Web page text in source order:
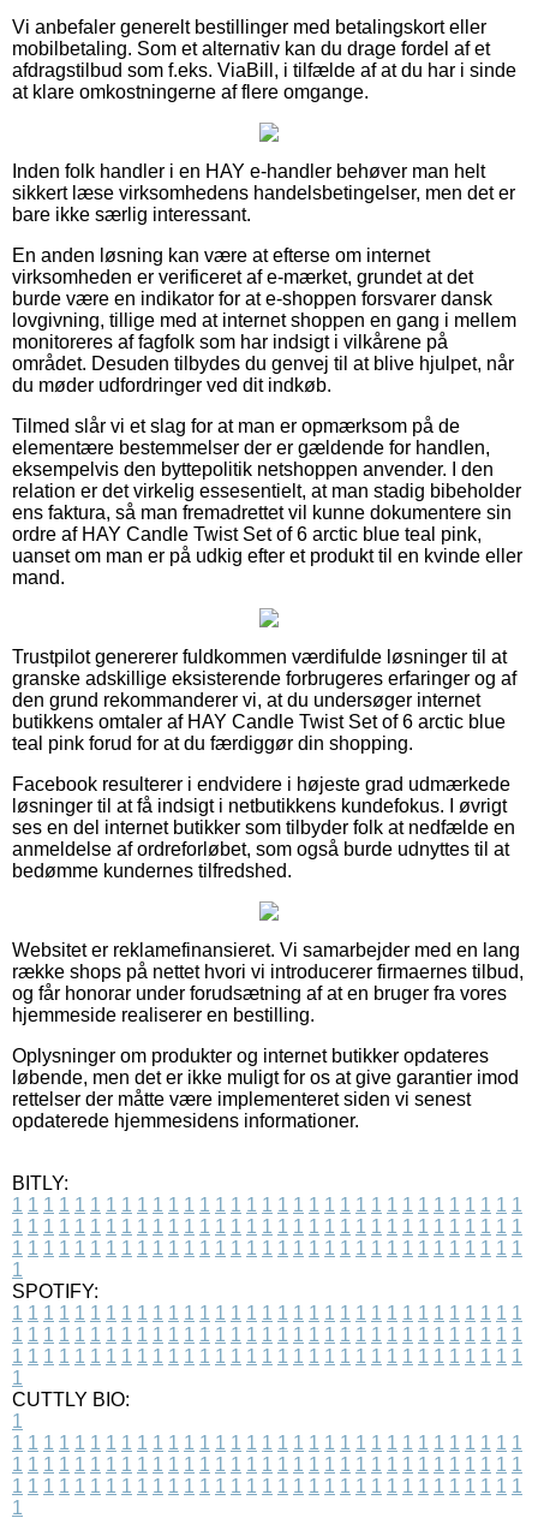
Vi anbefaler generelt bestillinger med betalingskort eller
mobilbetaling. Som et alternativ kan du drage fordel af et
afdragstilbud som f.eks. ViaBill, i tilfælde af at du har i sinde
at klare omkostningerne af flere omgange.
Inden folk handler i en HAY e-handler behøver man helt
sikkert læse virksomhedens handelsbetingelser, men det er
bare ikke særlig interessant.
En anden løsning kan være at efterse om internet
virksomheden er verificeret af e-mærket, grundet at det
burde være en indikator for at e-shoppen forsvarer dansk
lovgivning, tillige med at internet shoppen en gang i mellem
monitoreres af fagfolk som har indsigt i vilkårene på
området. Desuden tilbydes du genvej til at blive hjulpet, når
du møder udfordringer ved dit indkøb.
Tilmed slår vi et slag for at man er opmærksom på de
elementære bestemmelser der er gældende for handlen,
eksempelvis den byttepolitik netshoppen anvender. I den
relation er det virkelig essesentielt, at man stadig bibeholder
ens faktura, så man fremadrettet vil kunne dokumentere sin
ordre af HAY Candle Twist Set of 6 arctic blue teal pink,
uanset om man er på udkig efter et produkt til en kvinde eller
mand.
Trustpilot genererer fuldkommen værdifulde løsninger til at
granske adskillige eksisterende forbrugeres erfaringer og af
den grund rekommanderer vi, at du undersøger internet
butikkens omtaler af HAY Candle Twist Set of 6 arctic blue
teal pink forud for at du færdiggør din shopping.
Facebook resulterer i endvidere i højeste grad udmærkede
løsninger til at få indsigt i netbutikkens kundefokus. I øvrigt
ses en del internet butikker som tilbyder folk at nedfælde en
anmeldelse af ordreforløbet, som også burde udnyttes til at
bedømme kundernes tilfredshed.
Websitet er reklamefinansieret. Vi samarbejder med en lang
række shops på nettet hvori vi introducerer firmaernes tilbud,
og får honorar under forudsætning af at en bruger fra vores
hjemmeside realiserer en bestilling.
Oplysninger om produkter og internet butikker opdateres
løbende, men det er ikke muligt for os at give garantier imod
rettelser der måtte være implementeret siden vi senest
opdaterede hjemmesidens informationer.
BITLY:
1 1 1 1 1 1 1 1 1 1 1 1 1 1 1 1 1 1 1 1 1 1 1 1 1 1 1 1 1 1 1 1 1
1 1 1 1 1 1 1 1 1 1 1 1 1 1 1 1 1 1 1 1 1 1 1 1 1 1 1 1 1 1 1 1 1
1 1 1 1 1 1 1 1 1 1 1 1 1 1 1 1 1 1 1 1 1 1 1 1 1 1 1 1 1 1 1 1 1
1
SPOTIFY:
1 1 1 1 1 1 1 1 1 1 1 1 1 1 1 1 1 1 1 1 1 1 1 1 1 1 1 1 1 1 1 1 1
1 1 1 1 1 1 1 1 1 1 1 1 1 1 1 1 1 1 1 1 1 1 1 1 1 1 1 1 1 1 1 1 1
1 1 1 1 1 1 1 1 1 1 1 1 1 1 1 1 1 1 1 1 1 1 1 1 1 1 1 1 1 1 1 1 1
1
CUTTLY BIO:
1
1 1 1 1 1 1 1 1 1 1 1 1 1 1 1 1 1 1 1 1 1 1 1 1 1 1 1 1 1 1 1 1 1
1 1 1 1 1 1 1 1 1 1 1 1 1 1 1 1 1 1 1 1 1 1 1 1 1 1 1 1 1 1 1 1 1
1 1 1 1 1 1 1 1 1 1 1 1 1 1 1 1 1 1 1 1 1 1 1 1 1 1 1 1 1 1 1 1 1
1